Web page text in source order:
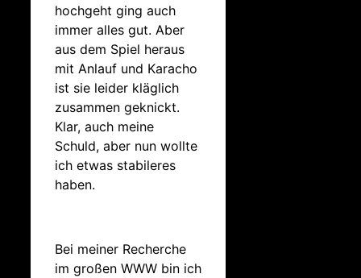
hochgeht ging auch
immer alles gut. Aber
aus dem Spiel heraus
mit Anlauf und Karacho
ist sie leider kläglich
zusammen geknickt.
Klar, auch meine
Schuld, aber nun wollte
ich etwas stabileres
haben.
Bei meiner Recherche
im großen WWW bin ich